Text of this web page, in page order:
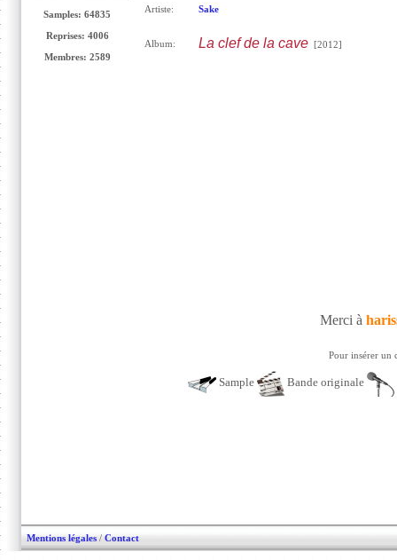
Samples: 64835
Reprises: 4006
Membres: 2589
Artiste: Sake
Album: La clef de la cave[2012]
Merci à
Pour insérer un
Sample Bande originale
Mentions légales / Contact